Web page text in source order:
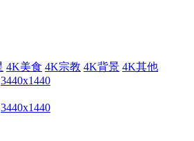
4K美食 4K宗教 4K背景 4K其他
3440x1440
3440x1440